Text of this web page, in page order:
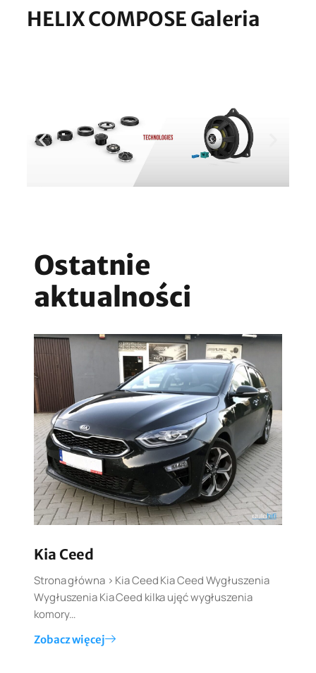
HELIX COMPOSE Galeria
Ostatnie
aktualności
Kia Ceed
Strona główna > Kia Ceed Kia Ceed Wygłuszenia
Wygłuszenia Kia Ceed kilka ujęć wygłuszenia
komory…
Zobacz więcej